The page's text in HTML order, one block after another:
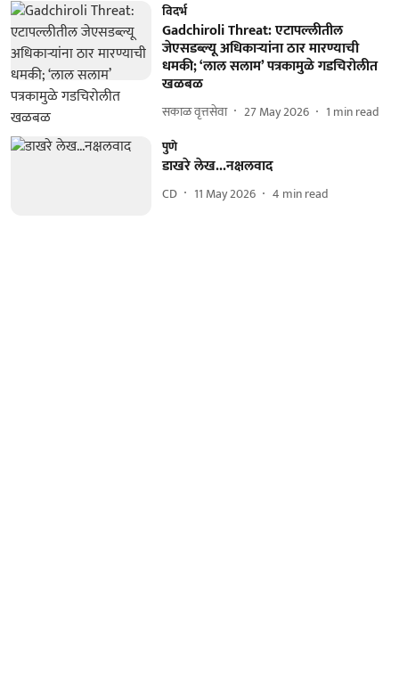
विदर्भ
Gadchiroli Threat: एटापल्लीतील
जेएसडब्ल्यू अधिकाऱ्यांना ठार मारण्याची
धमकी; ‘लाल सलाम’ पत्रकामुळे गडचिरोलीत
खळबळ
सकाळ वृत्तसेवा 27 May 2026 1 min read
पुणे
डाखरे लेख...नक्षलवाद
CD 11 May 2026 4 min read